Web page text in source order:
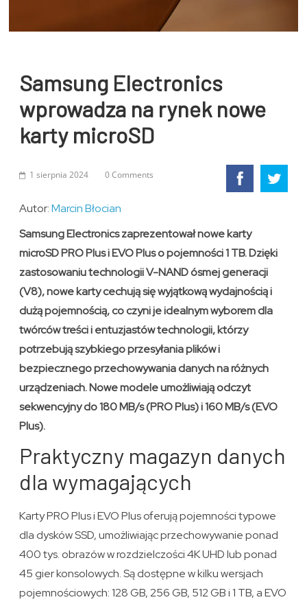
Samsung Electronics
wprowadza na rynek nowe
karty microSD
1 sierpnia 2024 0 Comments
Autor:Marcin Błocian
Samsung Electronics zaprezentował nowe karty
microSD PRO Plus i EVO Plus o pojemności 1 TB. Dzięki
zastosowaniu technologii V-NAND ósmej generacji
(V8), nowe karty cechują się wyjątkową wydajnością i
dużą pojemnością, co czyni je idealnym wyborem dla
twórców treści i entuzjastów technologii, którzy
potrzebują szybkiego przesyłania plików i
bezpiecznego przechowywania danych na różnych
urządzeniach. Nowe modele umożliwiają odczyt
sekwencyjny do 180 MB/s (PRO Plus) i 160 MB/s (EVO
Plus).
Praktyczny magazyn danych
dla wymagających
Karty PRO Plus i EVO Plus oferują pojemności typowe
dla dysków SSD, umożliwiając przechowywanie ponad
400 tys. obrazów w rozdzielczości 4K UHD lub ponad
45 gier konsolowych. Są dostępne w kilku wersjach
pojemnościowych: 128 GB, 256 GB, 512 GB i 1 TB, a EVO